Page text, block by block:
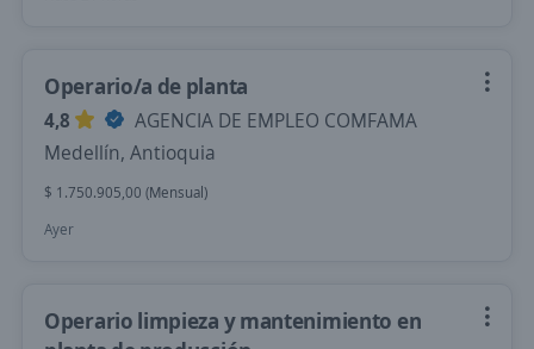
Operario/a de planta
4,8
AGENCIA DE EMPLEO COMFAMA
Medellín, Antioquia
$ 1.750.905,00 (Mensual)
Ayer
Operario limpieza y mantenimiento en